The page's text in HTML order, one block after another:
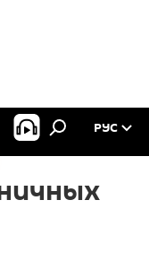
РУС